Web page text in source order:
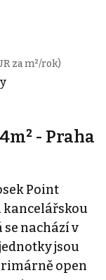
za m²/rok)
- Praha
Point
kancelářskou
se nachází v
jsou
open